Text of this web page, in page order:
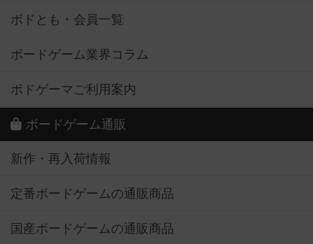
ボドとも・会員一覧
ボードゲーム業界コラム
ボドゲーマご利用案内
ボードゲーム通販
新作・再入荷情報
定番ボードゲームの通販商品
国産ボードゲームの通販商品